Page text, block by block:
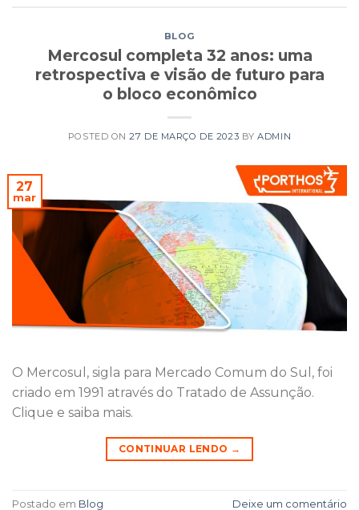
BLOG
Mercosul completa 32 anos: uma
retrospectiva e visão de futuro para
o bloco econômico
POSTED ON27 DE MARÇO DE 2023 BYADMIN
27
mar
O Mercosul, sigla para Mercado Comum do Sul, foi
criado em 1991 através do Tratado de Assunção.
Clique e saiba mais.
CONTINUAR LENDO →
Postado em Blog Deixe um comentário